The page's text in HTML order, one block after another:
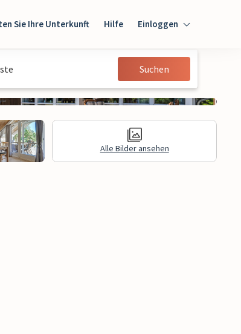
Sie Ihre Unterkunft Hilfe Einloggen
Einloggen
Gast
Suchen
Alle Bilder ansehen